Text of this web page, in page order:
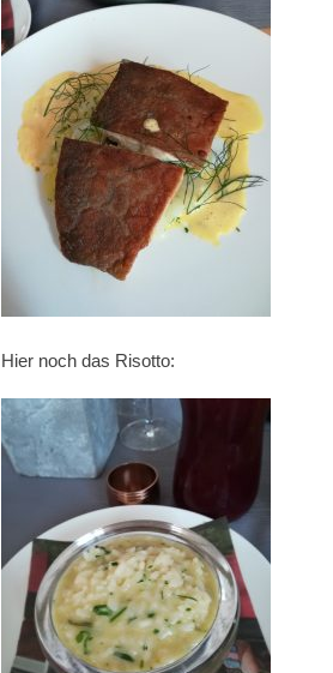
Hier noch das Risotto: